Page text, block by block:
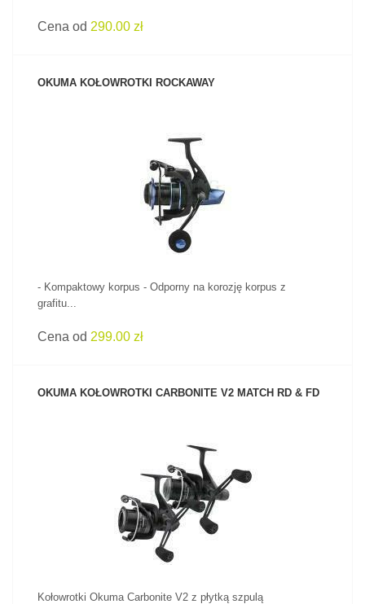
Cena od 290.00 zł
OKUMA KOŁOWROTKI ROCKAWAY
ZOBACZ PRODUKT
- Kompaktowy korpus - Odporny na korozję korpus z
grafitu...
Cena od 299.00 zł
OKUMA KOŁOWROTKI CARBONITE V2 MATCH RD & FD
ZOBACZ PRODUKT
Kołowrotki Okuma Carbonite V2 z płytką szpulą